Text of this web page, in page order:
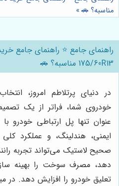
مناسبه؟ 🚗»
175/60R13 مناسبه؟ 🚗
در دنیای پرتلاطم امروز،
خودروی شما، فراتر از یک
عنوان تنها پل ارتباطی
ایمنی، هندلینگ، و عملکرد
صحیح لاستیک می‌تواند تجربه
دهد، مصرف سوخت را بهینه
تعلیق خودرو را افزایش دهد. در